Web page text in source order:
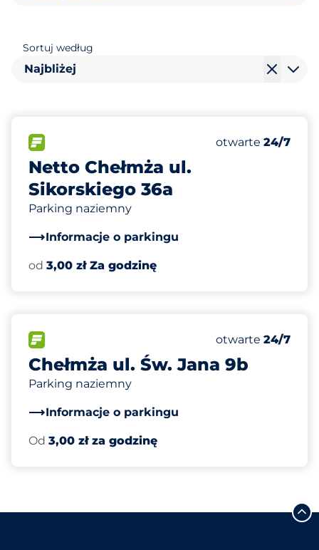
Sortuj według
Najbliżej
Netto Chełmża ul.
Sikorskiego 36a
Parking naziemny
Informacje o parkingu
Liczba miejsc
Całkowita
Sobota
otwarte 24/7
od 3,00 zł Za godzinę
Chełmża ul. Św. Jana 9b
Parking naziemny
Informacje o parkingu
Liczba miejsc
Całkowita
Sobota
otwarte 24/7
Od 3,00 zł za godzinę